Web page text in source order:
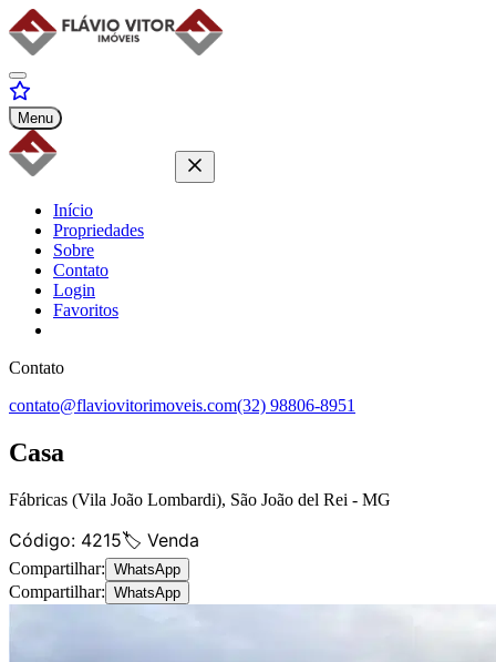
Menu
Início
Propriedades
Sobre
Contato
Login
Favoritos
Contato
contato@flaviovitorimoveis.com(32) 98806-8951
Casa
Fábricas (Vila João Lombardi), São João del Rei - MG
Código: 4215🏷️ Venda
Compartilhar: WhatsApp
Compartilhar: WhatsApp